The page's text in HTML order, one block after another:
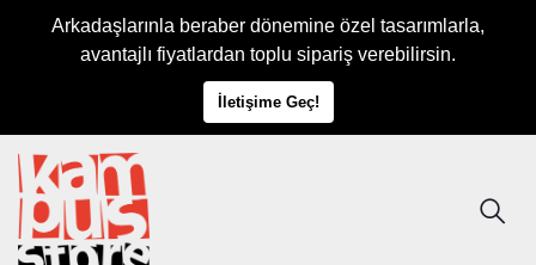
Arkadaşlarınla beraber dönemine özel tasarımlarla,
avantajlı fiyatlardan toplu sipariş verebilirsin.
İletişime Geç!